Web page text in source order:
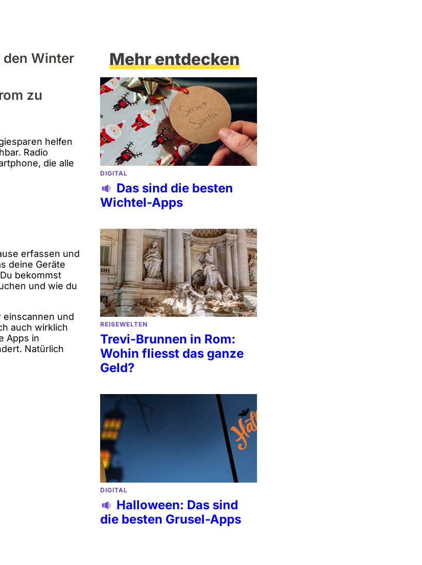
Winter
zu
helfen
Radio
die alle
erfassen und
deine Geräte
bekommst
und wie du
einscannen und
auch wirklich
Apps in
Natürlich
Mehr entdecken
DIGITAL
Das sind die besten
Wichtel-Apps
REISEWELTEN
Trevi-Brunnen in Rom:
Wohin fliesst das ganze
Geld?
DIGITAL
Halloween: Das sind
die besten Grusel-Apps